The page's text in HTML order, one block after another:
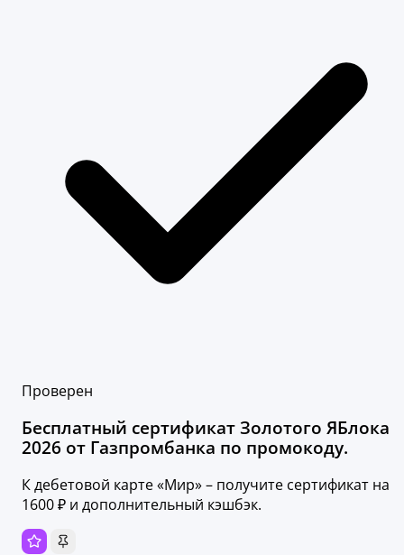
Проверен
Бесплатный сертификат Золотого ЯБлока
2026 от Газпромбанка по промокоду.
К дебетовой карте «Мир» – получите сертификат на
1600 ₽ и дополнительный кэшбэк.